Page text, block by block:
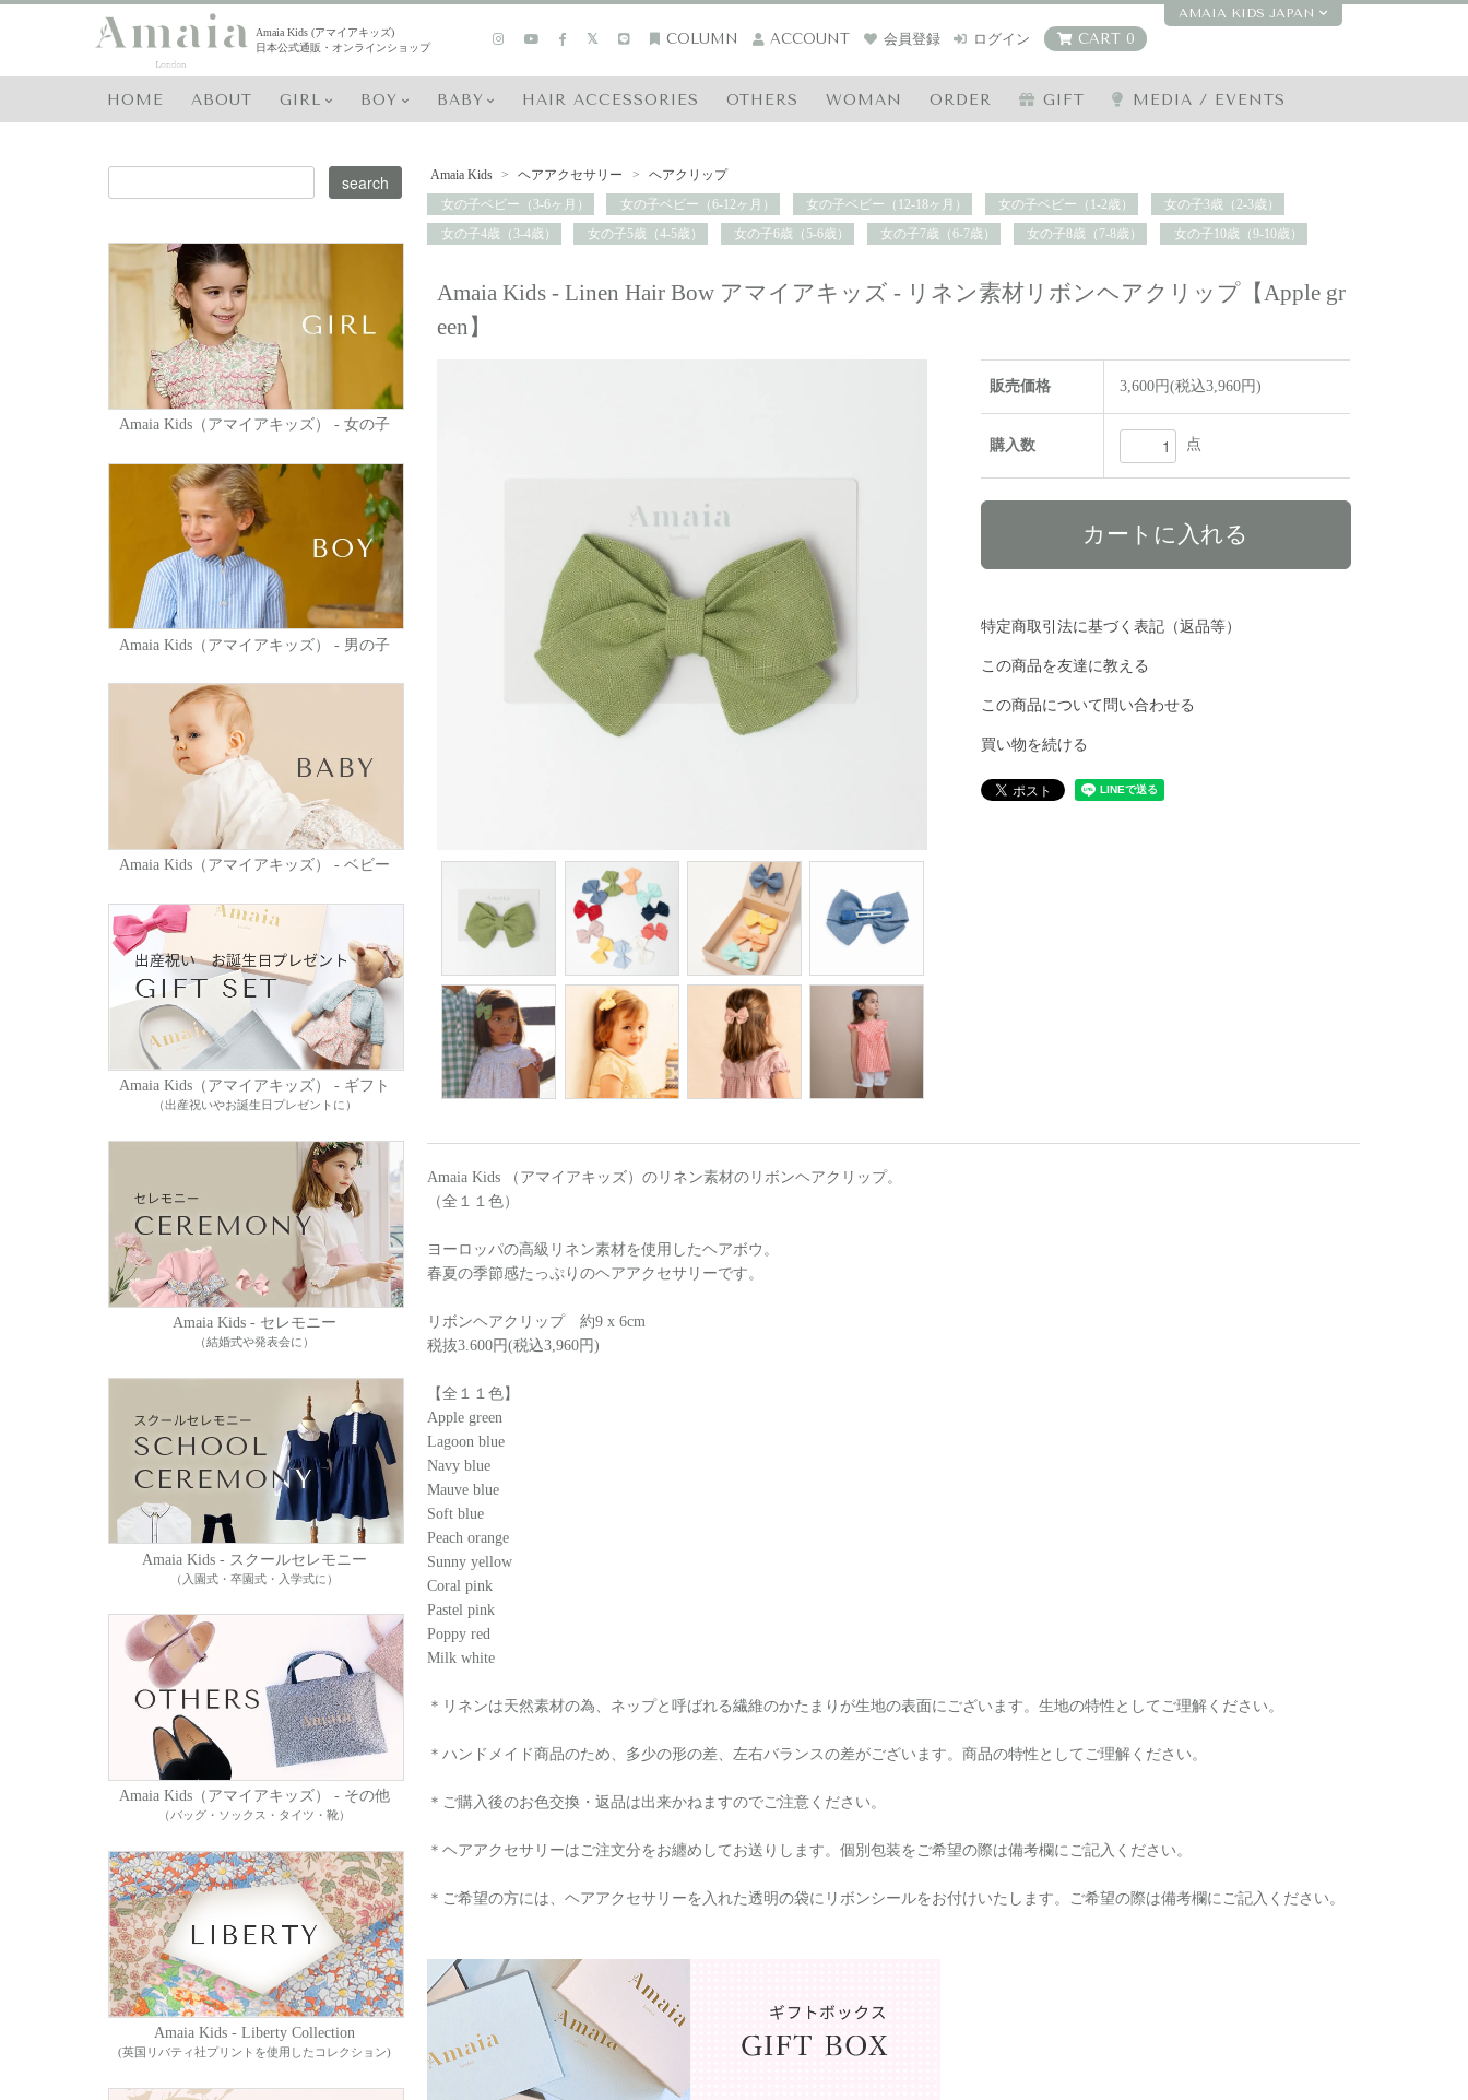
Amaia Kids (アマイアキッズ)
日本公式通販・オンラインショップ
COLUMN ACCOUNT 会員登録 ログイン CART 0
AMAIA KIDS JAPAN
HOME ABOUT GIRL BOY BABY HAIR ACCESSORIES OTHERS WOMAN ORDER GIFT MEDIA / EVENTS
Amaia Kids > ヘアアクセサリー >
ヘアクリップ
女の子ベビー（3-6ヶ月）
女の子ベビー（6-12ヶ月） 女の子ベビー（12-18ヶ月） 女の子ベビー（1-2歳）
女の子3歳（2-3歳）
女の子4歳（3-4歳）
女の子5歳（4-5歳） 女の子6歳（5-6歳） 女の子7歳（6-7歳） 女の子8歳（7-8歳） 女の子10歳（9-10歳）
Amaia Kids - Linen Hair Bow アマイアキッズ - リネン素材リボンヘアクリップ【Apple gr
een】
販売価格 3,600円(税込3,960円)
購入数 点
特定商取引法に基づく表記（返品等）
この商品を友達に教える
この商品について問い合わせる
買い物を続ける
Amaia Kids （アマイアキッズ）のリネン素材のリボンヘアクリップ。
（全１１色）
ヨーロッパの高級リネン素材を使用したヘアボウ。
春夏の季節感たっぷりのヘアアクセサリーです。
リボンヘアクリップ 約9 x 6cm
税抜3.600円(税込3,960円)
【全１１色】
Apple green
Lagoon blue
Navy blue
Mauve blue
Soft blue
Peach orange
Sunny yellow
Coral pink
Pastel pink
Poppy red
Milk white
＊リネンは天然素材の為、ネップと呼ばれる繊維のかたまりが生地の表面にございます。生地の特性としてご理解ください。
＊ハンドメイド商品のため、多少の形の差、左右バランスの差がございます。商品の特性としてご理解ください。
＊ご購入後のお色交換・返品は出来かねますのでご注意ください。
＊ヘアアクセサリーはご注文分をお纏めしてお送りします。個別包装をご希望の際は備考欄にご記入ください。
＊ご希望の方には、ヘアアクセサリーを入れた透明の袋にリボンシールをお付けいたします。ご希望の際は備考欄にご記入ください。
Amaia Kids（アマイアキッズ） - 女の子
Amaia Kids（アマイアキッズ） - 男の子
Amaia Kids（アマイアキッズ） - ベビー
Amaia Kids（アマイアキッズ） - ギフト
（出産祝いやお誕生日プレゼントに）
Amaia Kids - セレモニー
（結婚式や発表会に）
Amaia Kids - スクールセレモニー
（入園式・卒園式・入学式に）
Amaia Kids（アマイアキッズ） - その他
（バッグ・ソックス・タイツ・靴）
Amaia Kids - Liberty Collection
(英国リバティ社プリントを使用したコレクション)